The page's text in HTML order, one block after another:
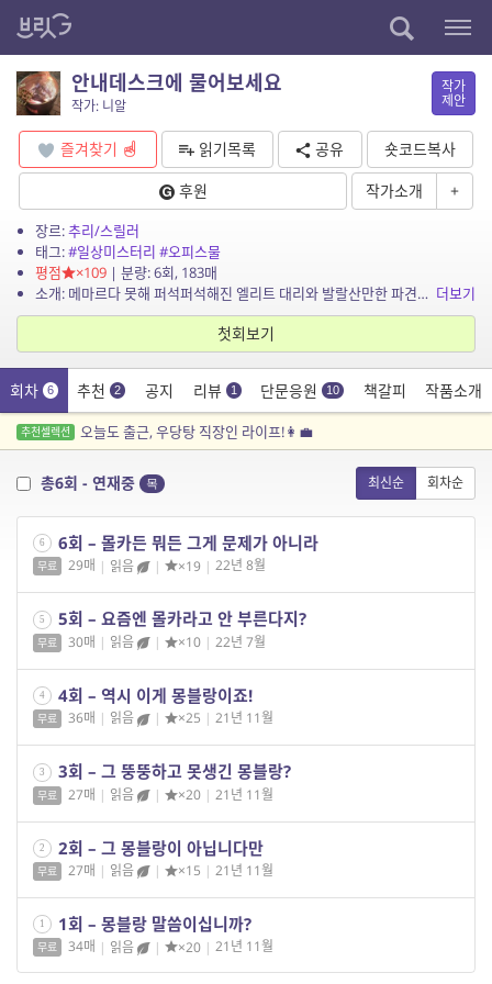
안내데스크에 물어보세요
작가: 니알
작가
제안
즐겨찾기 읽기목록 공유
숏코드복사
후원
작가소개 +
장르:추리/스릴러
태그:#일상미스터리 #오피스물
평점
×109| 분량: 6회, 183매
소개: 메마르다 못해 퍼석퍼석해진 엘리트 대리와 발랄산만한 파견직 리셉셔니스트 콤비의 오피스 일상 미스터리. 더보기
첫회보기
회차 6 추천 2 공지 리뷰 1 단문응원 10 책갈피 작품소개
추천셀렉션 오늘도 출근, 우당탕 직장인 라이프!👩‍💼
총6회 - 연재중 목 최신순 회차순
6 6회 – 몰카든 뭐든 그게 문제가 아니라
무료 29매 | 읽음 | ×19 | 22년 8월
5 5회 – 요즘엔 몰카라고 안 부른다지?
무료 30매 | 읽음 | ×10 | 22년 7월
4 4회 – 역시 이게 몽블랑이죠!
무료 36매 | 읽음 | ×25 | 21년 11월
3 3회 – 그 뚱뚱하고 못생긴 몽블랑?
무료 27매 | 읽음 | ×20 | 21년 11월
2 2회 – 그 몽블랑이 아닙니다만
무료 27매 | 읽음 | ×15 | 21년 11월
1 1회 – 몽블랑 말씀이십니까?
무료 34매 | 읽음 | ×20 | 21년 11월